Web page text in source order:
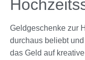
Geldgeschenke zur
durchaus beliebt
das Geld auf